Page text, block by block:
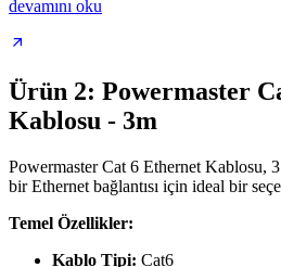
devamını oku
Ürün 2: Powermaster
Kablosu - 3m
Powermaster Cat 6 Ethernet Kablosu,
bir Ethernet bağlantısı için ideal bir
Temel Özellikler:
Kablo Tipi: Cat6